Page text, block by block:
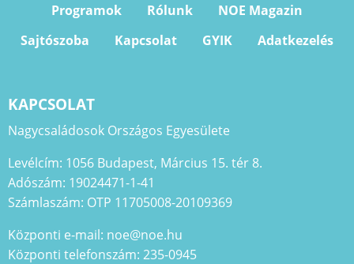
Programok
Rólunk
NOE Magazin
Sajtószoba
Kapcsolat GYIK Adatkezelés
KAPCSOLAT
Nagycsaládosok Országos Egyesülete
Levélcím: 1056 Budapest, Március 15. tér 8.
Adószám: 19024471-1-41
Számlaszám: OTP 11705008-20109369
Központi e-mail: noe@noe.hu
Központi telefonszám: 235-0945